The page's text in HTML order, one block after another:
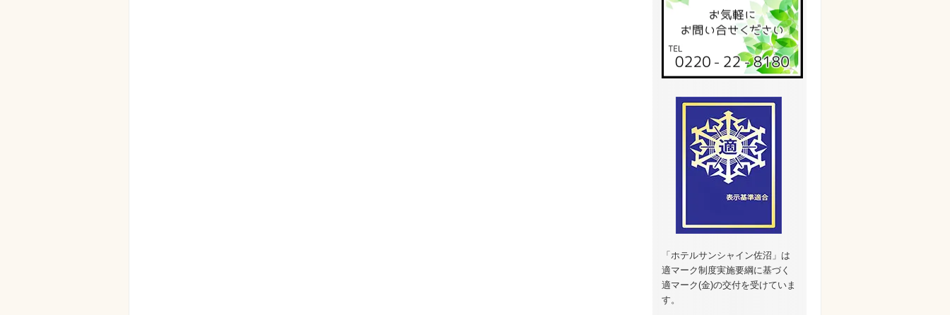
「ホテルサンシャイン佐沼」は
適マーク制度実施要綱に基づく
適マーク(金)の交付を受けていま
す。